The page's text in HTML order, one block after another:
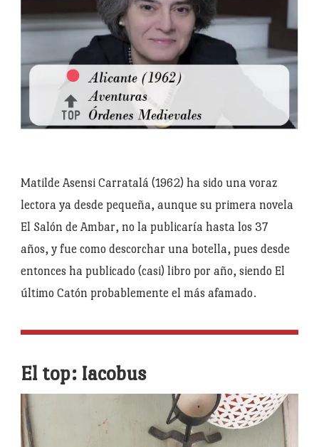
Matilde Asensi Carratalá (1962) ha sido una voraz
lectora ya desde pequeña, aunque su primera novela
El Salón de Ambar, no la publicaría hasta los 37
años, y fue como descorchar una botella, pues desde
entonces ha publicado (casi) libro por año, siendo El
último Catón probablemente el más afamado.
El top: Iacobus